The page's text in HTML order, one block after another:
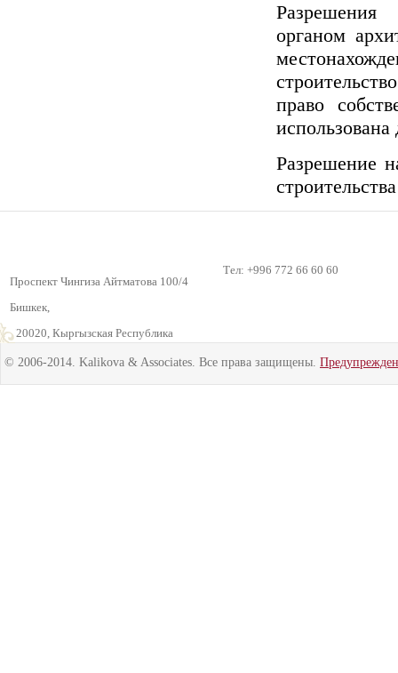
Разрешения
органом
право
использована
Разрешение
Проспект Чингиза Айтматова 100/4
Бишкек,
720020, Кыргызская Республика
Тел: +996 772 66 60 60
© 2006-2014. Kalikova & Associates. Все права защищены.